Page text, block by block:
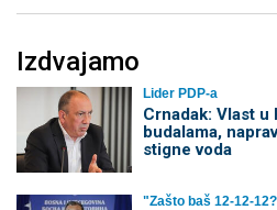
Izdvajamo
Lider PDP-a
Crnadak: Vlast u
budalama,
stigne voda
"Zašto baš 12-12-